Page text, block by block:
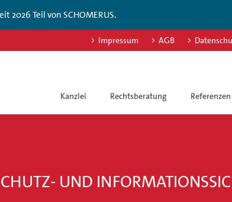
2026 Teil von SCHOMERUS.
Impressum AGB
Kanzlei Rechtsberatung Referenzen
UND